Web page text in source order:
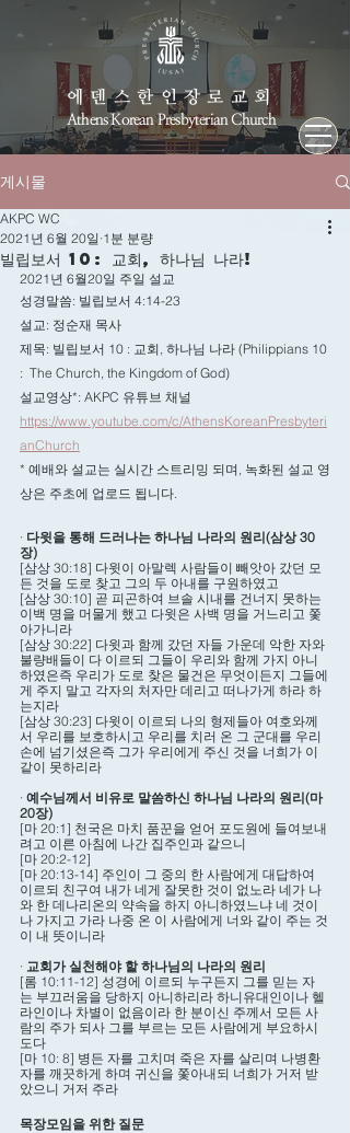
에덴스한인장로교회
Athens Korean Presbyterian Church
게시물
빌립보서 10: 교회, 하나님 나라!
AKPC WC
2021년 6월 20일 1분 분량
2021년 6월20일 주일 설교
성경말씀: 빌립보서 4:14-23
설교: 정순재 목사
제목: 빌립보서 10 : 교회, 하나님 나라 (Philippians 10
:  The Church, the Kingdom of God)
설교영상*: AKPC 유튜브 채널
https://www.youtube.com/c/AthensKoreanPresbyteri
anChurch
* 예배와 설교는 실시간 스트리밍 되며, 녹화된 설교 영
상은 주초에 업로드 됩니다.
· 다윗을 통해 드러나는 하나님 나라의 원리(삼상 30
장)
[삼상 30:18] 다윗이 아말렉 사람들이 빼앗아 갔던 모
든 것을 도로 찾고 그의 두 아내를 구원하였고
[삼상 30:10] 곧 피곤하여 브솔 시내를 건너지 못하는
이백 명을 머물게 했고 다윗은 사백 명을 거느리고 쫓
아가니라
[삼상 30:22] 다윗과 함께 갔던 자들 가운데 악한 자와
불량배들이 다 이르되 그들이 우리와 함께 가지 아니
하였은즉 우리가 도로 찾은 물건은 무엇이든지 그들에
게 주지 말고 각자의 처자만 데리고 떠나가게 하라 하
는지라
[삼상 30:23] 다윗이 이르되 나의 형제들아 여호와께
서 우리를 보호하시고 우리를 치러 온 그 군대를 우리
손에 넘기셨은즉 그가 우리에게 주신 것을 너희가 이
같이 못하리라
· 예수님께서 비유로 말씀하신 하나님 나라의 원리(마
20장)
[마 20:1] 천국은 마치 품꾼을 얻어 포도원에 들여보내
려고 이른 아침에 나간 집주인과 같으니
[마 20:2-12]
[마 20:13-14] 주인이 그 중의 한 사람에게 대답하여
이르되 친구여 내가 네게 잘못한 것이 없노라 네가 나
와 한 데나리온의 약속을 하지 아니하였느냐 네 것이
나 가지고 가라 나중 온 이 사람에게 너와 같이 주는 것
이 내 뜻이니라
· 교회가 실천해야 할 하나님의 나라의 원리
[롬 10:11-12] 성경에 이르되 누구든지 그를 믿는 자
는 부끄러움을 당하지 아니하리라 하니유대인이나 헬
라인이나 차별이 없음이라 한 분이신 주께서 모든 사
람의 주가 되사 그를 부르는 모든 사람에게 부요하시
도다
[마 10: 8] 병든 자를 고치며 죽은 자를 살리며 나병환
자를 깨끗하게 하며 귀신을 쫓아내되 너희가 거저 받
았으니 거저 주라
목장모임을 위한 질문